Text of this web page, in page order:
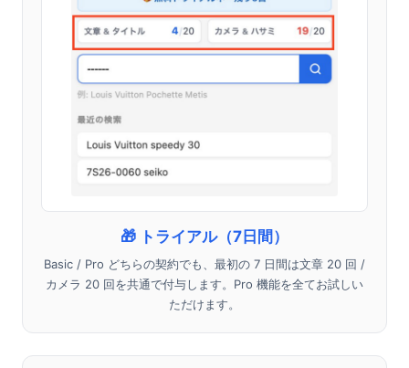
🎁 トライアル（7日間）
Basic / Pro どちらの契約でも、最初の 7 日間は文章 20 回 /
カメラ 20 回を共通で付与します。Pro 機能を全てお試しい
ただけます。